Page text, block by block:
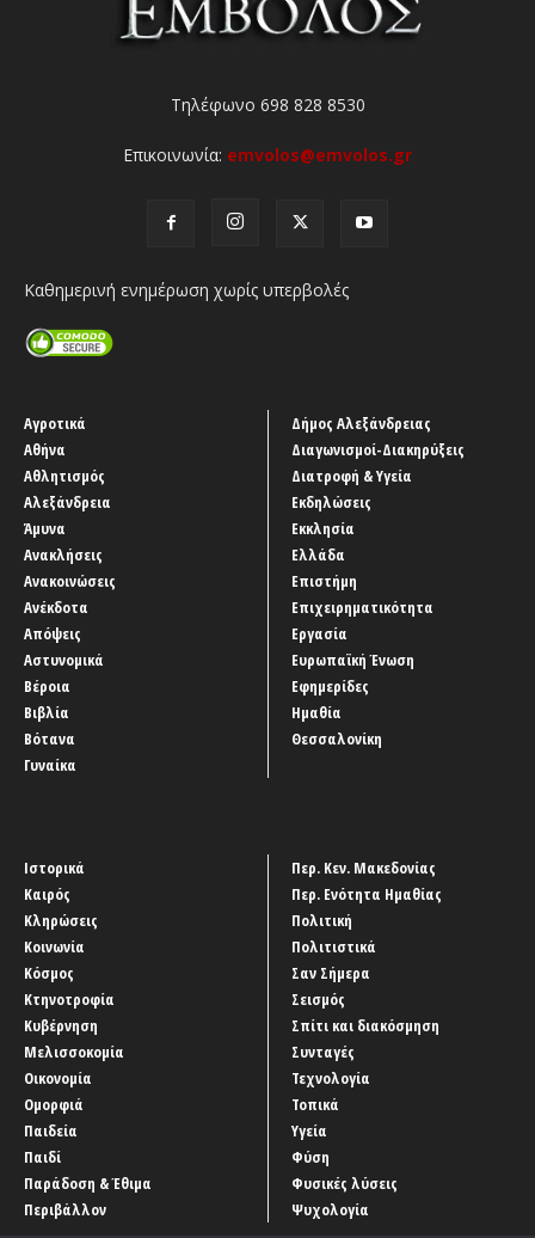
Τηλέφωνο 698 828 8530
Επικοινωνία: emvolos@emvolos.gr
Καθημερινή ενημέρωση χωρίς υπερβολές
Αγροτικά
Αθήνα
Αθλητισμός
Αλεξάνδρεια
Άμυνα
Ανακλήσεις
Ανακοινώσεις
Ανέκδοτα
Απόψεις
Αστυνομικά
Βέροια
Βιβλία
Βότανα
Γυναίκα
Δήμος Αλεξάνδρειας
Διαγωνισμοί-Διακηρύξεις
Διατροφή & Υγεία
Εκδηλώσεις
Εκκλησία
Ελλάδα
Επιστήμη
Επιχειρηματικότητα
Εργασία
Ευρωπαϊκή Ένωση
Εφημερίδες
Ημαθία
Θεσσαλονίκη
Ιστορικά
Καιρός
Κληρώσεις
Κοινωνία
Κόσμος
Κτηνοτροφία
Κυβέρνηση
Μελισσοκομία
Οικονομία
Ομορφιά
Παιδεία
Παιδί
Παράδοση & Έθιμα
Περιβάλλον
Περ. Κεν. Μακεδονίας
Περ. Ενότητα Ημαθίας
Πολιτική
Πολιτιστικά
Σαν Σήμερα
Σεισμός
Σπίτι και διακόσμηση
Συνταγές
Τεχνολογία
Τοπικά
Υγεία
Φύση
Φυσικές λύσεις
Ψυχολογία